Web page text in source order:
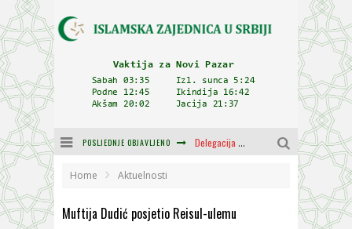
POSLJEDNJE OBJAVLJENO Delegacija IZ-e na godišnjici bitke kod Petrovaradina
Home Aktuelnosti
Muftija Dudić posjetio Reisul-ulemu